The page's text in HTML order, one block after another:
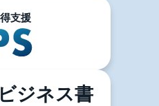
ビジネス書